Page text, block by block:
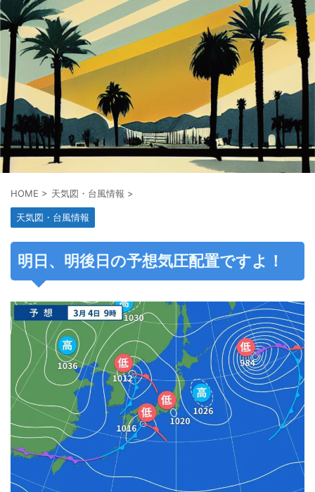
HOME > 天気図・台風情報 >
天気図・台風情報
明日、明後日の予想気圧配置ですよ！